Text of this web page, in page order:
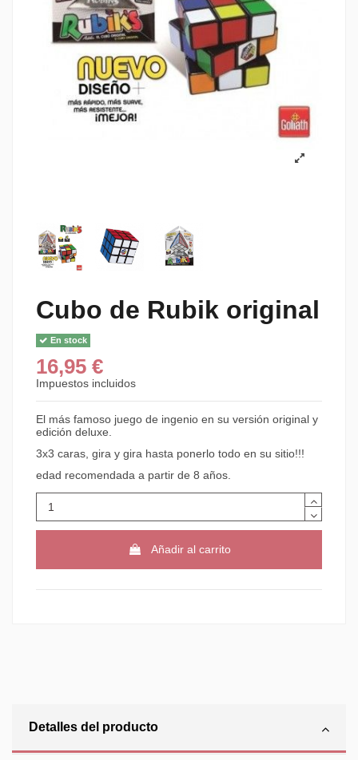
Cubo de Rubik original
En stock
16,95 €
Impuestos incluidos
El más famoso juego de ingenio en su versión original y
edición deluxe.
3x3 caras, gira y gira hasta ponerlo todo en su sitio!!!
edad recomendada a partir de 8 años.
Añadir al carrito
Detalles del producto